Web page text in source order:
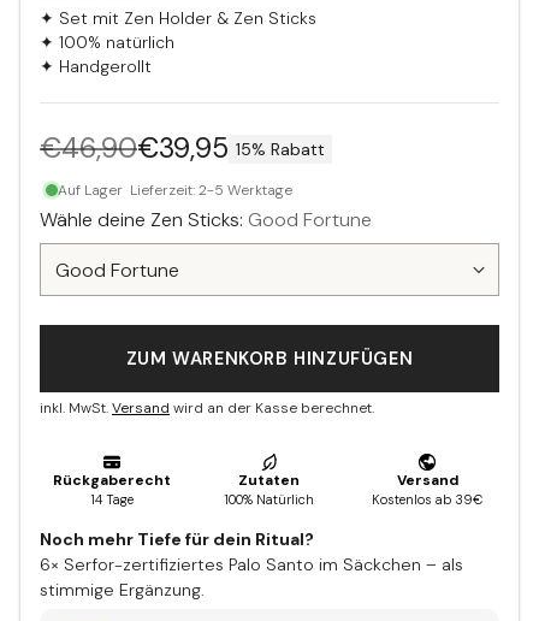
✦ Set mit Zen Holder & Zen Sticks
✦ 100% natürlich
✦ Handgerollt
Normaler
Preis
€46,90€39,95 15% Rabatt
Auf Lager Lieferzeit: 2-5 Werktage
Wähle deine Zen Sticks: Good Fortune
ZUM WARENKORB HINZUFÜGEN
inkl. MwSt.Versand wird an der Kasse berechnet.
Noch mehr Tiefe für dein Ritual?
6× Serfor-zertifiziertes Palo Santo im Säckchen – als
stimmige Ergänzung.